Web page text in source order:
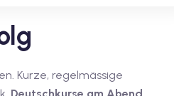
Kurze, regelmässige